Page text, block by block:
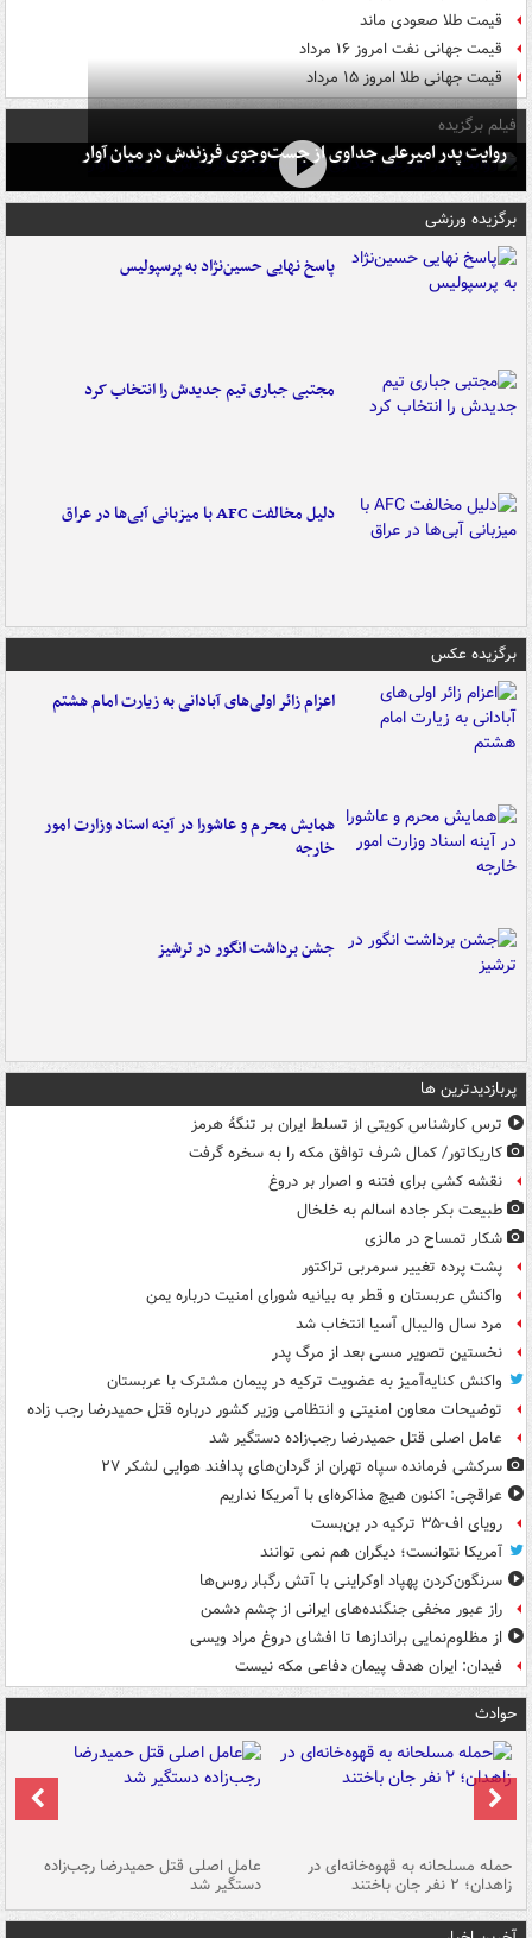
قیمت طلا صعودی ماند
قیمت جهانی نفت امروز ۱۶ مرداد
قیمت جهانی طلا امروز ۱۵ مرداد
فیلم برگزیده
روایت پدر امیرعلی جداوی از جست‌وجوی فرزندش در میان آوار
برگزیده ورزشی
پاسخ نهایی حسین‌نژاد به پرسپولیس
مجتبی جباری تیم جدیدش را انتخاب کرد
دلیل مخالفت AFC با میزبانی آبی‌ها در عراق
برگزیده عکس
اعزام زائر اولی‌های آبادانی به زیارت امام هشتم
همایش محرم و عاشورا در آینه اسناد وزارت امور
خارجه
جشن برداشت انگور در ترشیز
پربازدیدترین ها
ترس کارشناس کویتی از تسلط ایران بر تنگۀ هرمز
کاریکاتور/ کمال شرف توافق مکه را به سخره گرفت
نقشه کشی برای فتنه و اصرار بر دروغ
طبیعت بکر جاده اسالم به خلخال
شکار تمساح در مالزی
پشت پرده تغییر سرمربی تراکتور
واکنش عربستان و قطر به بیانیه شورای امنیت درباره یمن
مرد سال والیبال آسیا انتخاب شد
نخستین تصویر مسی بعد از مرگ پدر
واکنش کنایه‌آمیز به عضویت ترکیه در پیمان مشترک با عربستان
توضیحات معاون امنیتی و انتظامی وزیر کشور درباره قتل حمیدرضا رجب زاده
عامل اصلی قتل حمیدرضا رجب‌زاده دستگیر شد
سرکشی فرمانده سپاه تهران از گردان‌های پدافند هوایی لشکر ۲۷
عراقچی: اکنون هیچ مذاکره‌ای با آمریکا نداریم
رویای اف-۳۵ ترکیه در بن‌بست
آمریکا نتوانست؛ دیگران هم نمی توانند
سرنگون‌کردن پهپاد اوکراینی با آتش رگبار روس‌ها
راز عبور مخفی جنگنده‌های ایرانی از چشم دشمن
از مظلوم‌نمایی براندازها تا افشای دروغ مراد ویسی
فیدان: ایران هدف پیمان دفاعی مکه نیست
حوادث
حمله مسلحانه به قهوه‌خانه‌ای در
زاهدان؛ ۲ نفر جان باختند
عامل اصلی قتل حمیدرضا رجب‌زاده
دستگیر شد